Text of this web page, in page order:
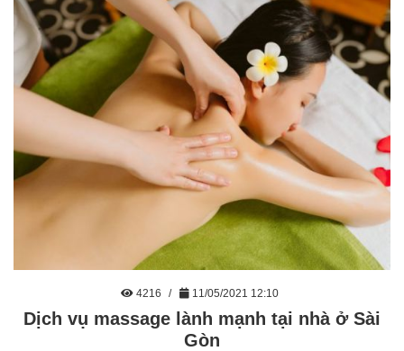
4216 11/05/2021 12:10
Dịch vụ massage lành mạnh tại nhà ở Sài
Gòn